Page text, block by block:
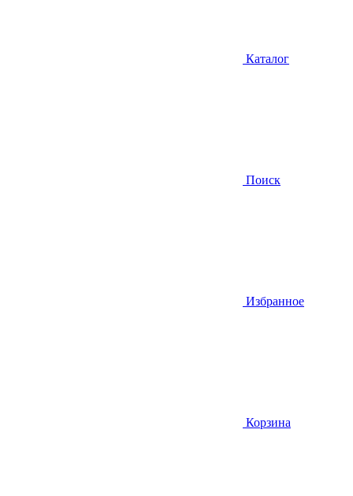
Каталог
Поиск
Избранное
Корзина